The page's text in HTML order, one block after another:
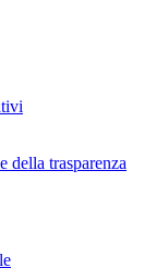
della trasparenza